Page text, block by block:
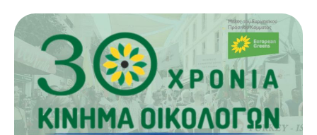
Podcast Υποψηφίων
Επικοινωνία